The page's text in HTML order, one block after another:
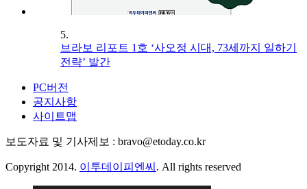
5.
브라보 리포트 1호 ‘사오정 시대, 73세까지 일하기
전략’ 발간
PC버전
공지사항
사이트맵
보도자료 및 기사제보 : bravo@etoday.co.kr
Copyright 2014. 이투데이피엔씨 . All rights reserved